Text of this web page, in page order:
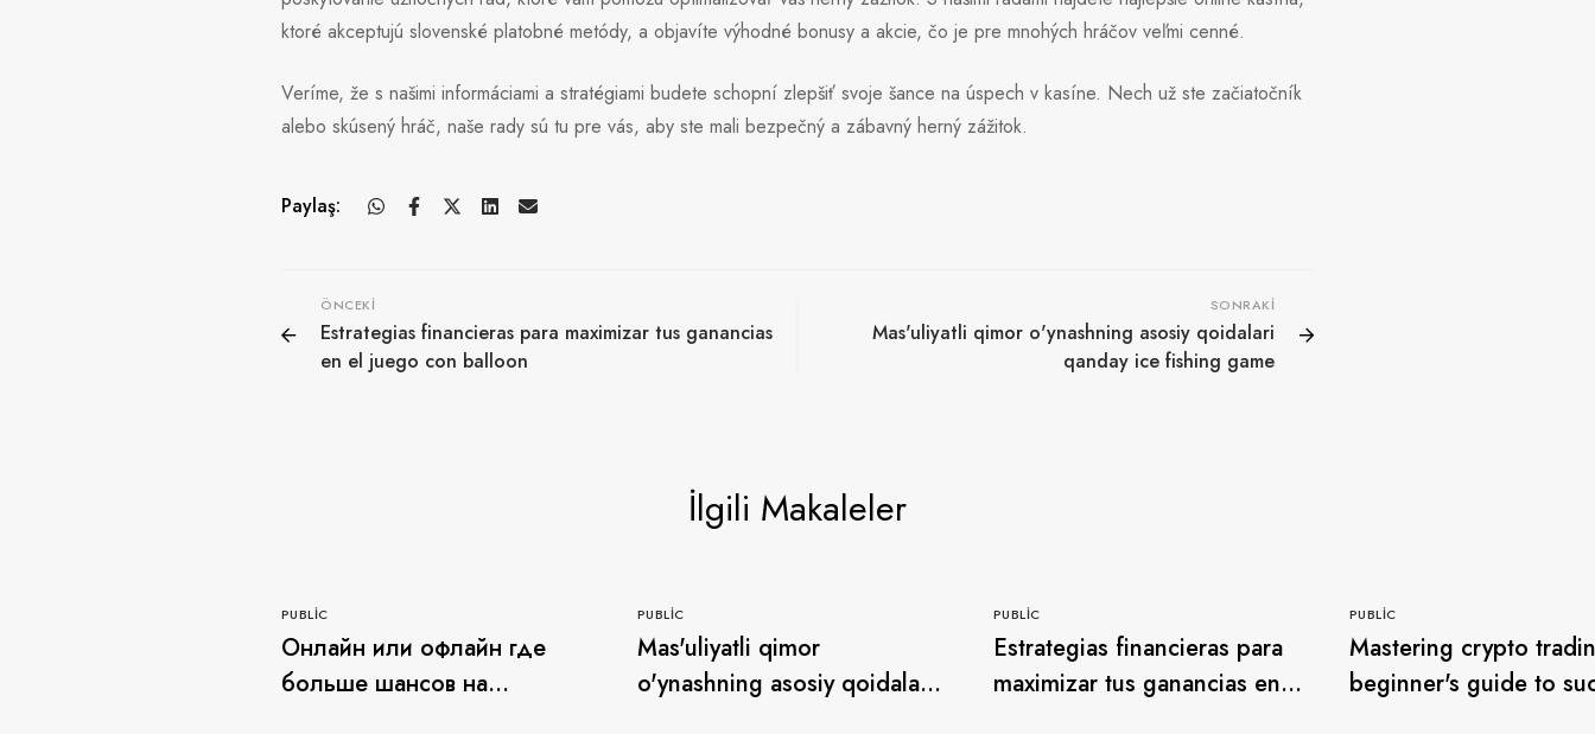
ktoré akceptujú slovenské platobné metódy, a objavíte výhodné bonusy a akcie, čo je pre mnohých hráčov veľmi cenné.
Veríme, že s našimi informáciami a stratégiami budete schopní zlepšiť svoje šance na úspech v kasíne. Nech už ste začiatočník
alebo skúsený hráč, naše rady sú tu pre vás, aby ste mali bezpečný a zábavný herný zážitok.
Paylaş:
ÖNCEKI
Estrategias financieras para maximizar tus ganancias
en el juego con balloon
SONRAKI
Mas'uliyatli qimor o'ynashning asosiy qoidalari
qanday ice fishing game
İlgili Makaleler
PUBLIC
Онлайн или офлайн где
больше шансов на
PUBLIC
Mas'uliyatli qimor
o'ynashning asosiy qoidalari
PUBLIC
Estrategias financieras para
maximizar tus ganancias en
PUBLIC
Mastering crypto
beginner's guide to